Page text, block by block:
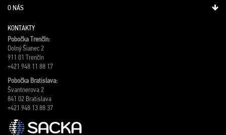
O NÁS
KONTAKTY
Pobočka Trenčín:
Dolný Šianec 2
911 01 Trenčín
+421 948 11 88 17
Pobočka Bratislava:
Švantnerova 2
841 02 Bratislava
+421 948 13 88 37